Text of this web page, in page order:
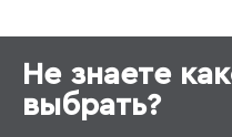
Не знаете
выбрать?